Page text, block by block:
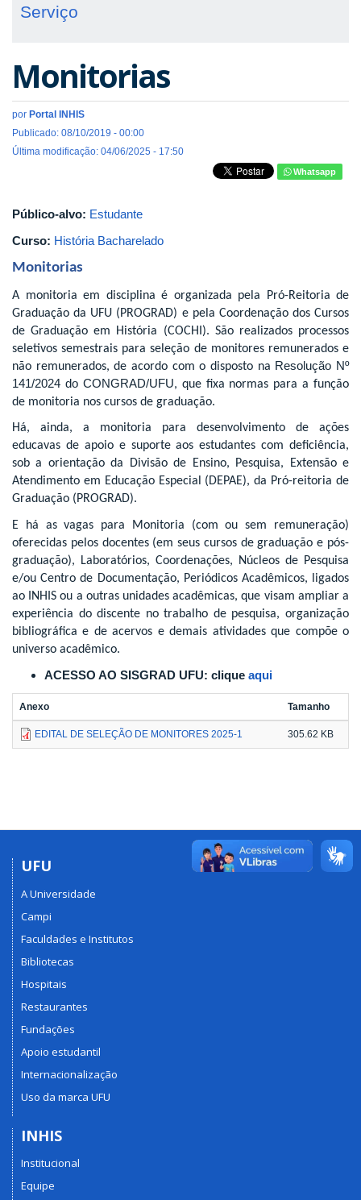
Serviço
Monitorias
por Portal INHIS
Publicado: 08/10/2019 - 00:00
Última modificação: 04/06/2025 - 17:50
Whatsapp
Público-alvo: Estudante
Curso: História Bacharelado
Monitorias
A monitoria em disciplina é organizada pela Pró-Reitoria de
Graduação da UFU (PROGRAD) e pela Coordenação dos Cursos
de Graduação em História (COCHI). São realizados processos
seletivos semestrais para seleção de monitores remunerados e
não remunerados, de acordo com o disposto na Resolução Nº
141/2024 do CONGRAD/UFU, que fixa normas para a função
de monitoria nos cursos de graduação.
Há, ainda, a monitoria para desenvolvimento de ações
educavas de apoio e suporte aos estudantes com deficiência,
sob a orientação da Divisão de Ensino, Pesquisa, Extensão e
Atendimento em Educação Especial (DEPAE), da Pró-reitoria de
Graduação (PROGRAD).
E há as vagas para Monitoria (com ou sem remuneração)
oferecidas pelos docentes (em seus cursos de graduação e pós-
graduação), Laboratórios, Coordenações, Núcleos de Pesquisa
e/ou Centro de Documentação, Periódicos Acadêmicos, ligados
ao INHIS ou a outras unidades acadêmicas, que visam ampliar a
experiência do discente no trabalho de pesquisa, organização
bibliográfica e de acervos e demais atividades que compõe o
universo acadêmico.
ACESSO AO SISGRAD UFU: clique aqui
Anexo Tamanho
EDITAL DE SELEÇÃO DE MONITORES 2025-1 305.62 KB
UFU
A Universidade
Campi
Faculdades e Institutos
Bibliotecas
Hospitais
Restaurantes
Fundações
Apoio estudantil
Internacionalização
Uso da marca UFU
INHIS
Institucional
Equipe